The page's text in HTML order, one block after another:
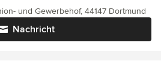
Nachricht
und Gewerbehof, 44147 Dortmund